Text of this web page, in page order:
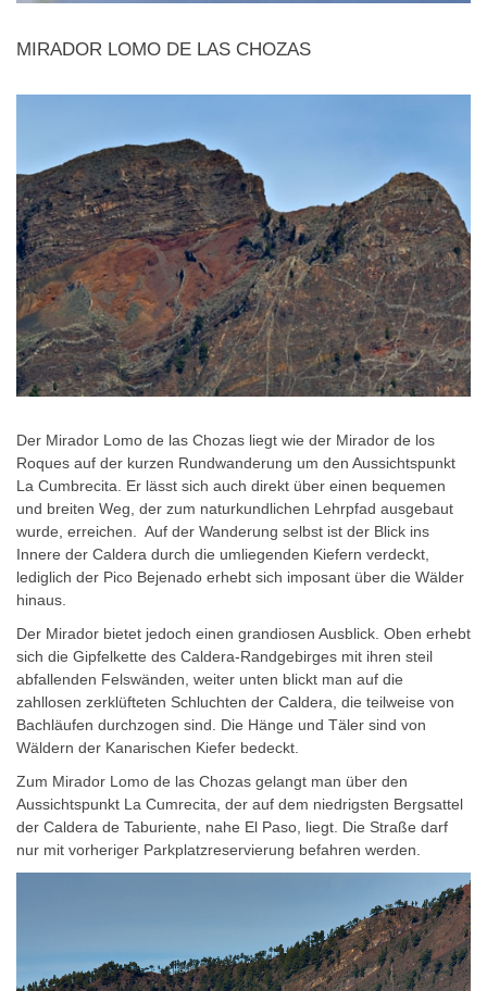
MIRADOR LOMO DE LAS CHOZAS
Der Mirador Lomo de las Chozas liegt wie der Mirador de los
Roques auf der kurzen Rundwanderung um den Aussichtspunkt
La Cumbrecita. Er lässt sich auch direkt über einen bequemen
und breiten Weg, der zum naturkundlichen Lehrpfad ausgebaut
wurde, erreichen. Auf der Wanderung selbst ist der Blick ins
Innere der Caldera durch die umliegenden Kiefern verdeckt,
lediglich der Pico Bejenado erhebt sich imposant über die Wälder
hinaus.
Der Mirador bietet jedoch einen grandiosen Ausblick. Oben erhebt
sich die Gipfelkette des Caldera-Randgebirges mit ihren steil
abfallenden Felswänden, weiter unten blickt man auf die
zahllosen zerklüfteten Schluchten der Caldera, die teilweise von
Bachläufen durchzogen sind. Die Hänge und Täler sind von
Wäldern der Kanarischen Kiefer bedeckt.
Zum Mirador Lomo de las Chozas gelangt man über den
Aussichtspunkt La Cumrecita, der auf dem niedrigsten Bergsattel
der Caldera de Taburiente, nahe El Paso, liegt. Die Straße darf
nur mit vorheriger Parkplatzreservierung befahren werden.